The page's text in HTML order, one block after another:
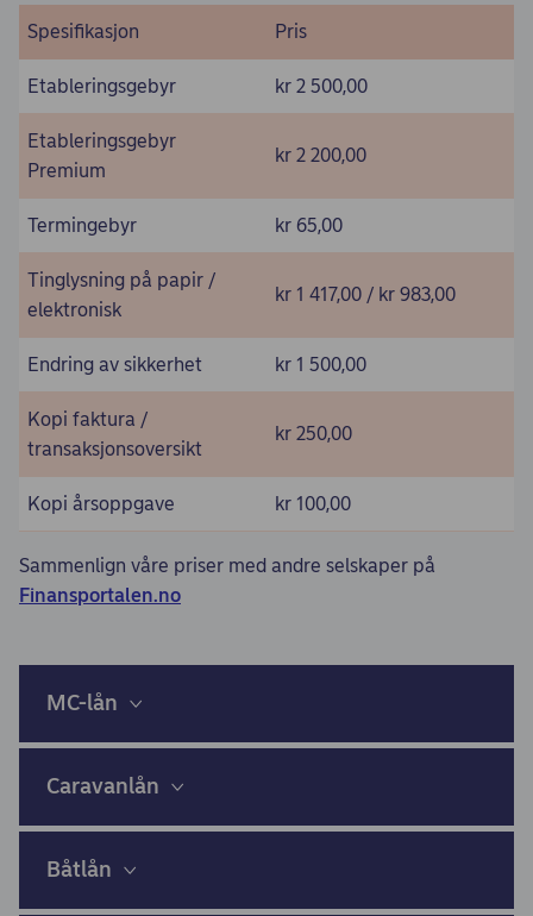
Spesifikasjon Pris
Etableringsgebyr kr 2 500,00
Etableringsgebyr
Premium
kr 2 200,00
Termingebyr kr 65,00
Tinglysning på papir /
elektronisk
kr 1 417,00 / kr 983,00
Endring av sikkerhet kr 1 500,00
Kopi faktura /
transaksjonsoversikt
kr 250,00
Kopi årsoppgave kr 100,00
Sammenlign våre priser med andre selskaper på
Finansportalen.no
MC-lån
Caravanlån
Båtlån